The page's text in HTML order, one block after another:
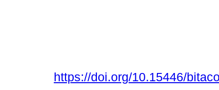
https://doi.org/10.15446/